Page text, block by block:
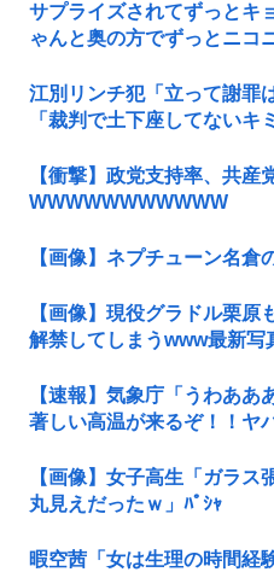
サプライズされてずっとキ
ゃんと奥の方でずっとニコ
江別リンチ犯「立って謝罪
「裁判で土下座してないキ
【衝撃】政党支持率、共産
WWWWWWWWWWW
【画像】ネプチューン名
【画像】現役グラドル栗
解禁してしまうwww最新写
【速報】気象庁「うわあ
著しい高温が来るぞ！！ヤ
【画像】女子高生「ガラス
丸見えだったｗ」ﾊﾟｼｬ
暇空茜「女は生理の時間経